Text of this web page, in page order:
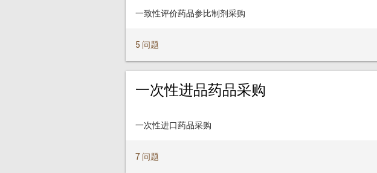
5 问题
一致性评价药品参比制剂采购
一次性进品药品采购
7 问题
一次性进口药品采购